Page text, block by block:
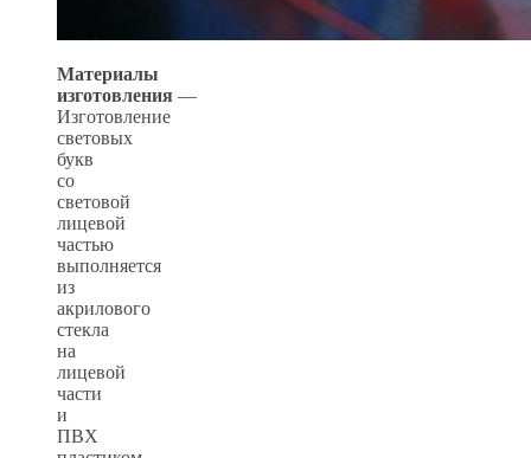
Материалы
изготовления —
Изготовление
световых
букв
со
световой
лицевой
частью
выполняется
из
акрилового
стекла
на
лицевой
части
и
ПВХ